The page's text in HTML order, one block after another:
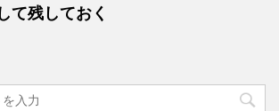
して残しておく